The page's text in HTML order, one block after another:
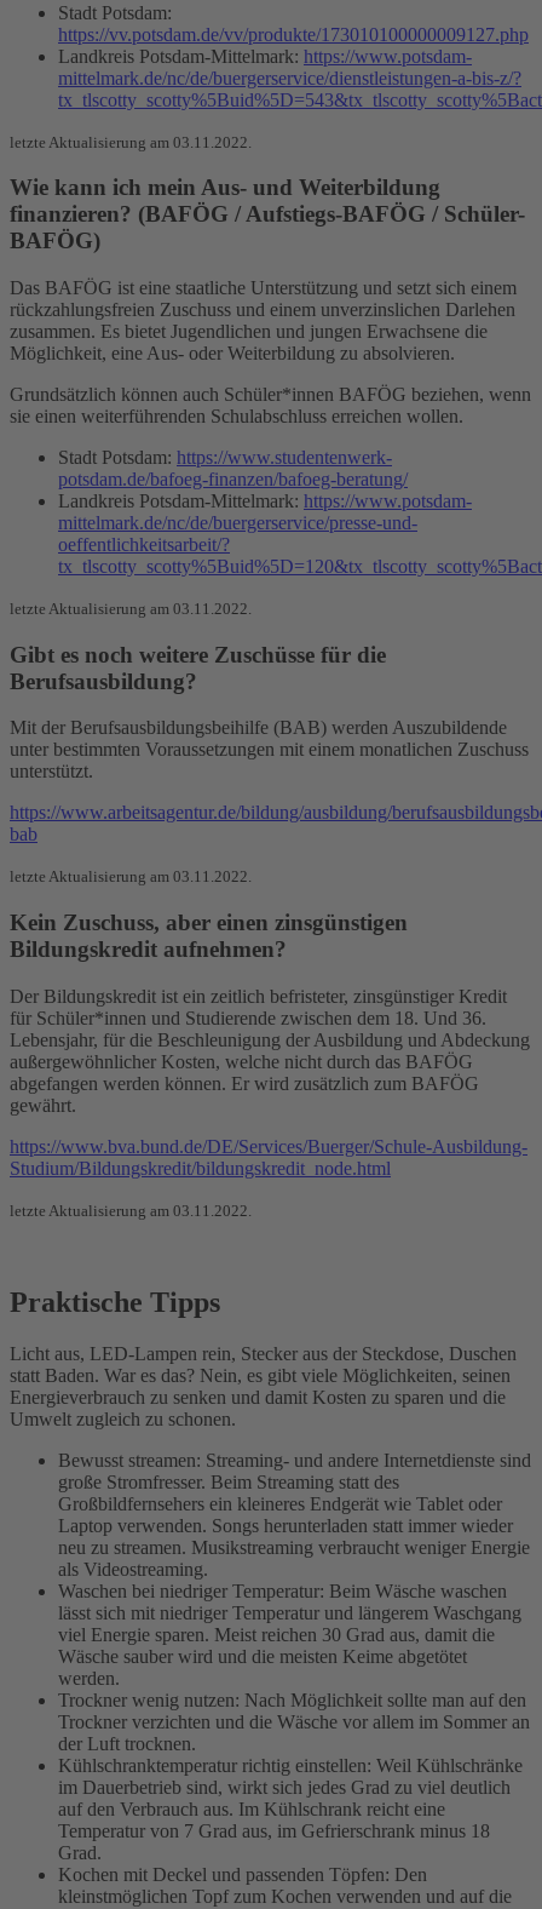
Stadt Potsdam:
https://vv.potsdam.de/vv/produkte/173010100000009127.php
Landkreis Potsdam-Mittelmark: https://www.potsdam-
mittelmark.de/nc/de/buergerservice/dienstleistungen-a-bis-z/?
letzte Aktualisierung am 03.11.2022.
Wie kann ich mein Aus- und Weiterbildung
finanzieren? (BAFÖG / Aufstiegs-BAFÖG / Schüler-
BAFÖG)
Das BAFÖG ist eine staatliche Unterstützung und setzt sich einem
rückzahlungsfreien Zuschuss und einem unverzinslichen Darlehen
zusammen. Es bietet Jugendlichen und jungen Erwachsene die
Möglichkeit, eine Aus- oder Weiterbildung zu absolvieren.
Grundsätzlich können auch Schüler*innen BAFÖG beziehen, wenn
sie einen weiterführenden Schulabschluss erreichen wollen.
Stadt Potsdam: https://www.studentenwerk-
potsdam.de/bafoeg-finanzen/bafoeg-beratung/
Landkreis Potsdam-Mittelmark: https://www.potsdam-
mittelmark.de/nc/de/buergerservice/presse-und-
oeffentlichkeitsarbeit/?
letzte Aktualisierung am 03.11.2022.
Gibt es noch weitere Zuschüsse für die
Berufsausbildung?
Mit der Berufsausbildungsbeihilfe (BAB) werden Auszubildende
unter bestimmten Voraussetzungen mit einem monatlichen Zuschuss
unterstützt.
https://www.arbeitsagentur.de/bildung/ausbildung/
bab
letzte Aktualisierung am 03.11.2022.
Kein Zuschuss, aber einen zinsgünstigen
Bildungskredit aufnehmen?
Der Bildungskredit ist ein zeitlich befristeter, zinsgünstiger Kredit
für Schüler*innen und Studierende zwischen dem 18. Und 36.
Lebensjahr, für die Beschleunigung der Ausbildung und Abdeckung
außergewöhnlicher Kosten, welche nicht durch das BAFÖG
abgefangen werden können. Er wird zusätzlich zum BAFÖG
gewährt.
https://www.bva.bund.de/DE/Services/Buerger/Schule-Ausbildung-
Studium/Bildungskredit/bildungskredit_node.html
letzte Aktualisierung am 03.11.2022.
Praktische Tipps
Licht aus, LED-Lampen rein, Stecker aus der Steckdose, Duschen
statt Baden. War es das? Nein, es gibt viele Möglichkeiten, seinen
Energieverbrauch zu senken und damit Kosten zu sparen und die
Umwelt zugleich zu schonen.
Bewusst streamen: Streaming- und andere Internetdienste sind
große Stromfresser. Beim Streaming statt des
Großbildfernsehers ein kleineres Endgerät wie Tablet oder
Laptop verwenden. Songs herunterladen statt immer wieder
neu zu streamen. Musikstreaming verbraucht weniger Energie
als Videostreaming.
Waschen bei niedriger Temperatur: Beim Wäsche waschen
lässt sich mit niedriger Temperatur und längerem Waschgang
viel Energie sparen. Meist reichen 30 Grad aus, damit die
Wäsche sauber wird und die meisten Keime abgetötet
werden.
Trockner wenig nutzen: Nach Möglichkeit sollte man auf den
Trockner verzichten und die Wäsche vor allem im Sommer an
der Luft trocknen.
Kühlschranktemperatur richtig einstellen: Weil Kühlschränke
im Dauerbetrieb sind, wirkt sich jedes Grad zu viel deutlich
auf den Verbrauch aus. Im Kühlschrank reicht eine
Temperatur von 7 Grad aus, im Gefrierschrank minus 18
Grad.
Kochen mit Deckel und passenden Töpfen: Den
kleinstmöglichen Topf zum Kochen verwenden und auf die